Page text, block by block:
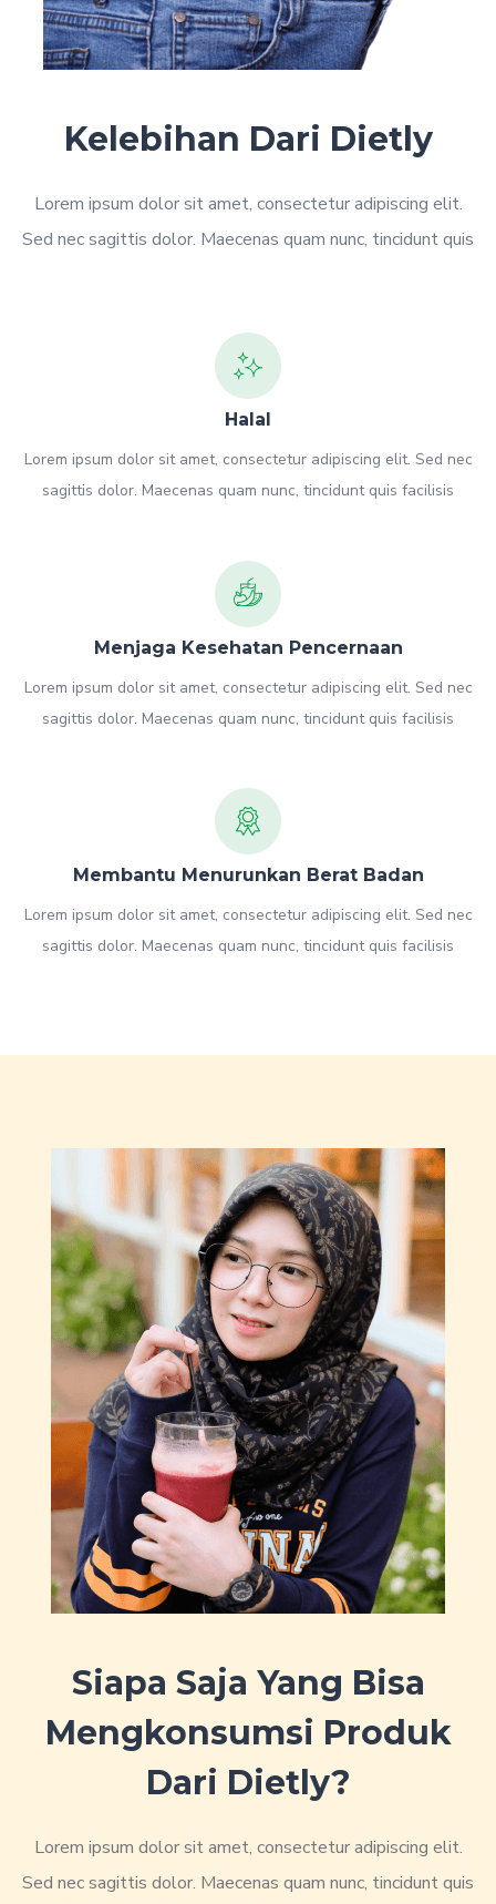
Kelebihan Dari Dietly
Lorem ipsum dolor sit amet, consectetur adipiscing elit.
Sed nec sagittis dolor. Maecenas quam nunc, tincidunt quis
Halal
Lorem ipsum dolor sit amet, consectetur adipiscing elit. Sed nec
sagittis dolor. Maecenas quam nunc, tincidunt quis facilisis
Menjaga Kesehatan Pencernaan
Lorem ipsum dolor sit amet, consectetur adipiscing elit. Sed nec
sagittis dolor. Maecenas quam nunc, tincidunt quis facilisis
Membantu Menurunkan Berat Badan
Lorem ipsum dolor sit amet, consectetur adipiscing elit. Sed nec
sagittis dolor. Maecenas quam nunc, tincidunt quis facilisis
Siapa Saja Yang Bisa
Mengkonsumsi Produk
Dari Dietly?
Lorem ipsum dolor sit amet, consectetur adipiscing elit.
Sed nec sagittis dolor. Maecenas quam nunc, tincidunt quis